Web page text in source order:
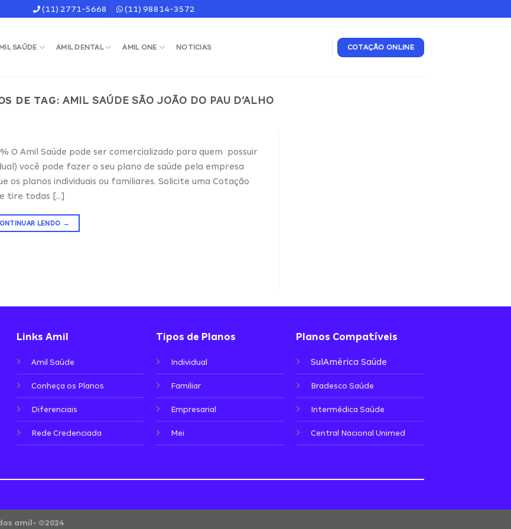
(11) 2771-5668 (11) 98814-3572
SAÚDE AMIL DENTAL AMIL ONE NOTICIAS COTAÇÃO ONLINE
DE TAG: AMIL SAÚDE SÃO JOÃO DO PAU D’ALHO
O Amil Saúde pode ser comercializado para quem possuir
você pode fazer o seu plano de saúde pela empresa
os planos individuais ou familiares. Solicite uma Cotação
tire todas […]
LENDO →
Links Amil
Amil Saúde
Conheça os Planos
Diferenciais
Rede Credenciada
Tipos de Planos
Individual
Familiar
Empresarial
Mei
Planos Compatíveis
SulAmérica Saúde
Bradesco Saúde
Intermédica Saúde
Central Nacional Unimed
amil- ©2024